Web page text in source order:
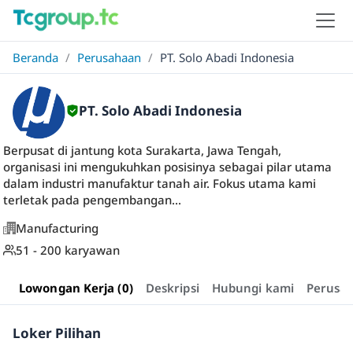
Beranda / Perusahaan / PT. Solo Abadi Indonesia
PT. Solo Abadi Indonesia
Berpusat di jantung kota Surakarta, Jawa Tengah,
organisasi ini mengukuhkan posisinya sebagai pilar utama
dalam industri manufaktur tanah air. Fokus utama kami
terletak pada pengembangan...
Manufacturing
51 - 200 karyawan
Lowongan Kerja (0) Deskripsi Hubungi kami
Loker Pilihan